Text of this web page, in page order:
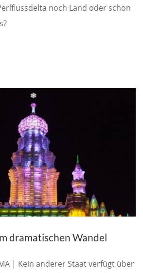
noch Land oder schon
dramatischen Wandel
| Kein anderer Staat verfügt über